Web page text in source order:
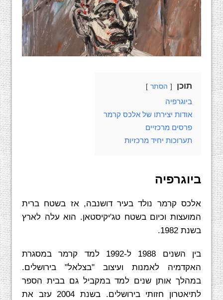
תוכן הסתר
ביוגרפיה
אודות יצירתו של אלכס קרמר
פרסים מרכזיים
תערוכות יחיד מרכזיות
ביוגרפיה
אלכס קרמר נולד בעיר דושנבה, אז בשטח ברית
המועצות וכיום בשטח טג'יקיסטאן. הוא עלה לארץ
בשנת 1982.
בין השנים 1988 ל-1992 למד קרמר במסגרת
האקדמיה לאמנות ועיצוב "בצלאל" בירושלים.
במהלך אותן שנים למד במקביל גם בבית הספר
לתיאטרון חזותי בירושלים. בשנת 2004 עזב את